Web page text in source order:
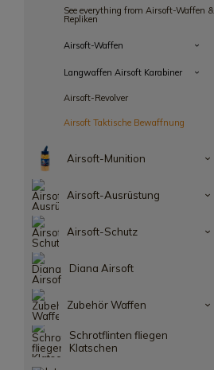
See everything from Airsoft-Waffen &
Repliken
Airsoft-Waffen
Langwaffen Airsoft Karabiner
Airsoft-Revolver
Airsoft Taktische Bewaffnung
Airsoft-Munition
Airsoft-Ausrüstung
Airsoft-Schutz
Diana Airsoft
Zubehör Waffen
Schrotflinten fliegen
Klatschen